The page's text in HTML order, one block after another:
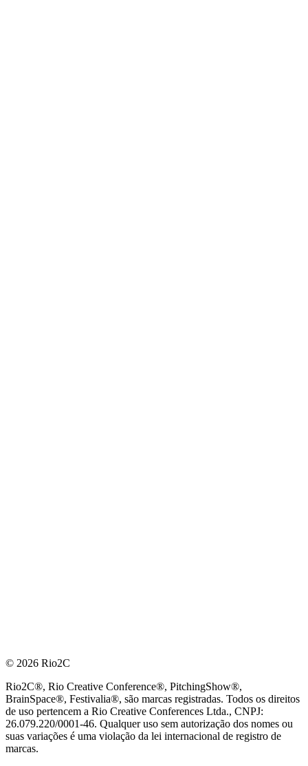
© 2026 Rio2C
Rio2C®, Rio Creative Conference®, PitchingShow®,
BrainSpace®, Festivalia®, são marcas registradas. Todos os direitos
de uso pertencem a Rio Creative Conferences Ltda., CNPJ:
26.079.220/0001-46. Qualquer uso sem autorização dos nomes ou
suas variações é uma violação da lei internacional de registro de
marcas.